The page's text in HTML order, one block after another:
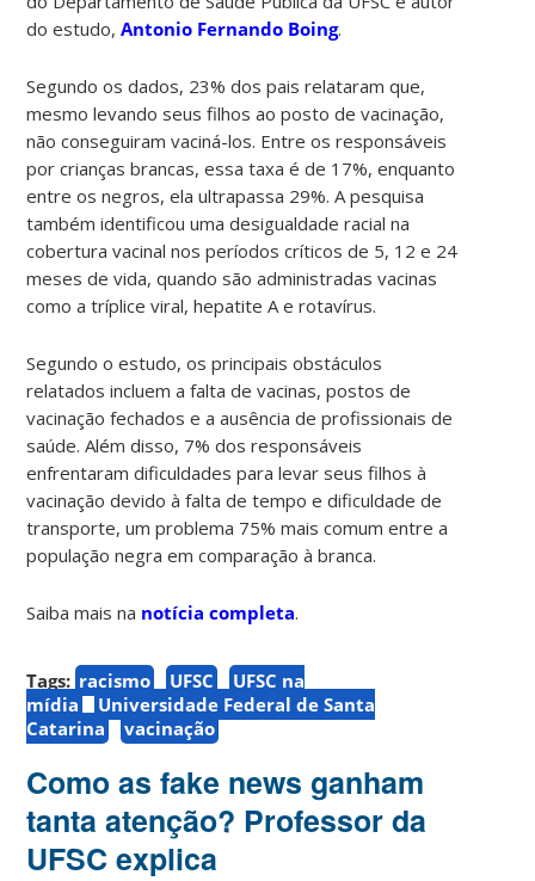
do estudo,Antonio Fernando Boing.
Segundo os dados, 23% dos pais relataram que,
mesmo levando seus filhos ao posto de vacinação,
não conseguiram vaciná-los. Entre os responsáveis
por crianças brancas, essa taxa é de 17%, enquanto
entre os negros, ela ultrapassa 29%. A pesquisa
também identificou uma desigualdade racial na
cobertura vacinal nos períodos críticos de 5, 12 e 24
meses de vida, quando são administradas vacinas
como a tríplice viral, hepatite A e rotavírus.
Segundo o estudo, os principais obstáculos
relatados incluem a falta de vacinas, postos de
vacinação fechados e a ausência de profissionais de
saúde. Além disso, 7% dos responsáveis
enfrentaram dificuldades para levar seus filhos à
vacinação devido à falta de tempo e dificuldade de
transporte, um problema 75% mais comum entre a
população negra em comparação à branca.
Saiba mais na notícia completa.
Tags: racismo UFSC
UFSC na
mídia
Universidade Federal de Santa
Catarina
vacinação
Como as fake news ganham
tanta atenção? Professor da
UFSC explica